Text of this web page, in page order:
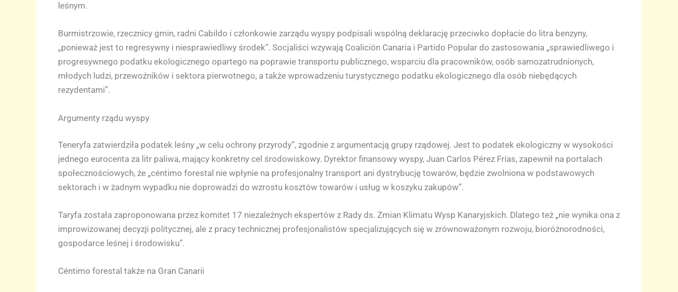
leśnym.
Burmistrzowie, rzecznicy gmin, radni Cabildo i członkowie zarządu wyspy podpisali wspólną deklarację przeciwko dopłacie do litra benzyny,
„ponieważ jest to regresywny i niesprawiedliwy środek”. Socjaliści wzywają Coalición Canaria i Partido Popular do zastosowania „sprawiedliwego i
progresywnego podatku ekologicznego opartego na poprawie transportu publicznego, wsparciu dla pracowników, osób samozatrudnionych,
młodych ludzi, przewoźników i sektora pierwotnego, a także wprowadzeniu turystycznego podatku ekologicznego dla osób niebędących
rezydentami”.
Argumenty rządu wyspy
Teneryfa zatwierdziła podatek leśny „w celu ochrony przyrody”, zgodnie z argumentacją grupy rządowej. Jest to podatek ekologiczny w wysokości
jednego eurocenta za litr paliwa, mający konkretny cel środowiskowy. Dyrektor finansowy wyspy, Juan Carlos Pérez Frías, zapewnił na portalach
społecznościowych, że „céntimo forestal nie wpłynie na profesjonalny transport ani dystrybucję towarów, będzie zwolniona w podstawowych
sektorach i w żadnym wypadku nie doprowadzi do wzrostu kosztów towarów i usług w koszyku zakupów”.
Taryfa została zaproponowana przez komitet 17 niezależnych ekspertów z Rady ds. Zmian Klimatu Wysp Kanaryjskich. Dlatego też „nie wynika ona z
improwizowanej decyzji politycznej, ale z pracy technicznej profesjonalistów specjalizujących się w zrównoważonym rozwoju, bioróżnorodności,
gospodarce leśnej i środowisku”.
Céntimo forestal także na Gran Canarii